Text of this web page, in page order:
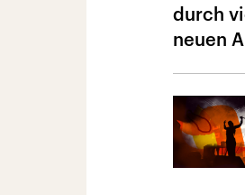
durch
neuen